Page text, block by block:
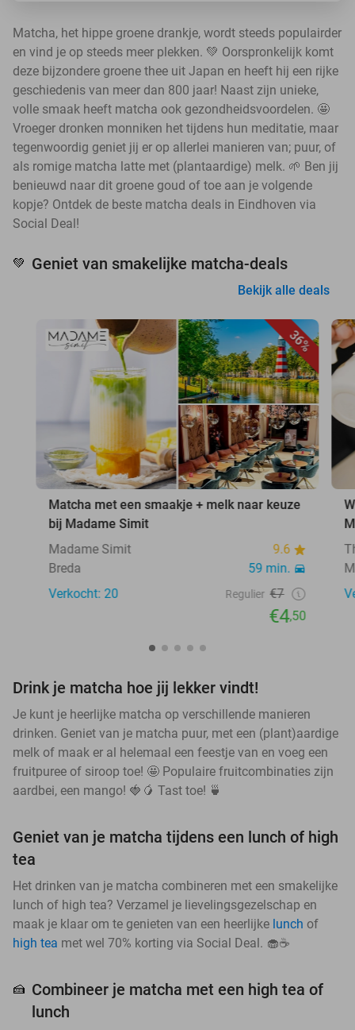
Matcha, het hippe groene drankje, wordt steeds populairder
en vind je op steeds meer plekken. 💚 Oorspronkelijk komt
deze bijzondere groene thee uit Japan en heeft hij een rijke
geschiedenis van meer dan 800 jaar! Naast zijn unieke,
volle smaak heeft matcha ook gezondheidsvoordelen. 🤩
Vroeger dronken monniken het tijdens hun meditatie, maar
tegenwoordig geniet jij er op allerlei manieren van; puur, of
als romige matcha latte met (plantaardige) melk. 🌱 Ben jij
benieuwd naar dit groene goud of toe aan je volgende
kopje? Ontdek de beste matcha deals in Eindhoven via
Social Deal!
💚 Geniet van smakelijke matcha-deals
Bekijk alle deals
36%
Matcha met een smaakje + melk naar keuze
bij Madame Simit
Madame Simit
9.6
Breda
59 min.
Verkocht: 20
Regulier €7
€4,50
Drink je matcha hoe jij lekker vindt!
Je kunt je heerlijke matcha op verschillende manieren
drinken. Geniet van je matcha puur, met een (plant)aardige
melk of maak er al helemaal een feestje van en voeg een
fruitpuree of siroop toe! 🤩 Populaire fruitcombinaties zijn
aardbei, een mango! 🍓🥭 Tast toe! 🍵
Geniet van je matcha tijdens een lunch of high
tea
Het drinken van je matcha combineren met een smakelijke
lunch of high tea? Verzamel je lievelingsgezelschap en
maak je klaar om te genieten van een heerlijke lunch of
high tea met wel 70% korting via Social Deal. 🧁☕
🍰 Combineer je matcha met een high tea of
lunch